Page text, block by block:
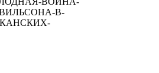
В-